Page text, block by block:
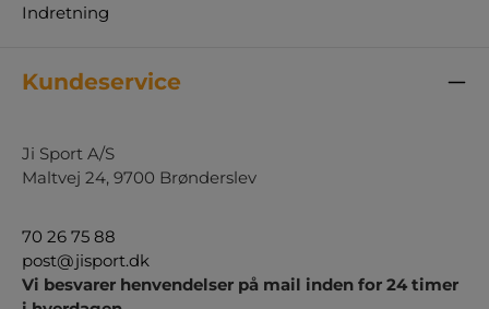
Indretning
Kundeservice
Ji Sport A/S
Maltvej 24, 9700 Brønderslev
70 26 75 88
post@jisport.dk
Vi besvarer henvendelser på mail inden for 24 timer